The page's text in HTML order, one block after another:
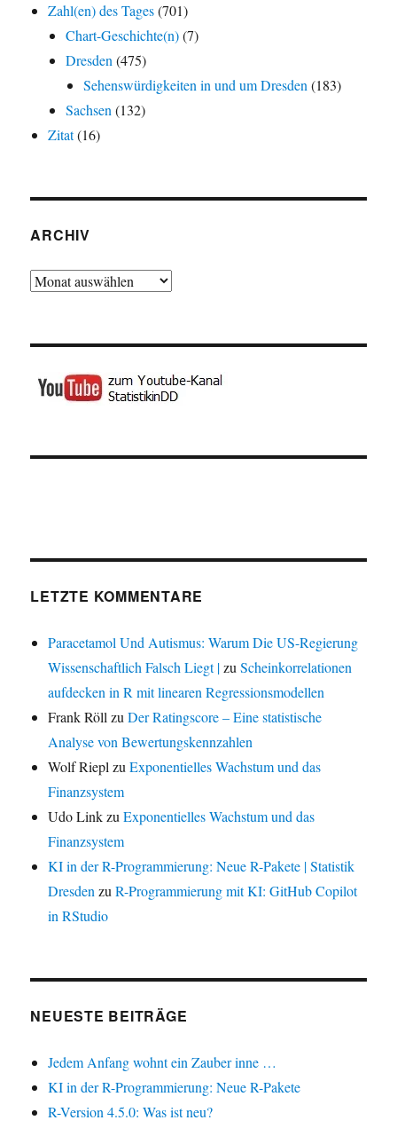
Zahl(en) des Tages(701)
Chart-Geschichte(n)(7)
Dresden (475)
Sehenswürdigkeiten in und um Dresden (183)
Sachsen (132)
Zitat(16)
ARCHIV
Archiv
LETZTE KOMMENTARE
Paracetamol Und Autismus: Warum Die US-Regierung
Wissenschaftlich Falsch Liegt |zuScheinkorrelationen
aufdecken in R mit linearen Regressionsmodellen
Frank Röll zuDer Ratingscore – Eine statistische
Analyse von Bewertungskennzahlen
Wolf Riepl zuExponentielles Wachstum und das
Finanzsystem
Udo LinkzuExponentielles Wachstum und das
Finanzsystem
KI in der R-Programmierung: Neue R-Pakete | Statistik
Dresden zuR-Programmierung mit KI: GitHub Copilot
in RStudio
NEUESTE BEITRÄGE
Jedem Anfang wohnt ein Zauber inne …
KI in der R-Programmierung: Neue R-Pakete
R-Version 4.5.0: Was ist neu?